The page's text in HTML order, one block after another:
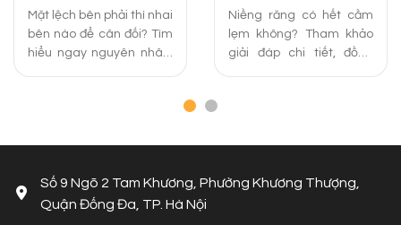
NHẤT
Mặt lệch bên phải thì nhai
bên nào để cân đối? Tìm
hiểu ngay nguyên nhân,
PHÁP XỬ LÝ
Niềng răng có hết cằm
lẹm không? Tham khảo
giải đáp chi tiết, đồng
Số 9 Ngõ 2 Tam Khương, Phường Khương Thượng,
Quận Đống Đa, TP. Hà Nội